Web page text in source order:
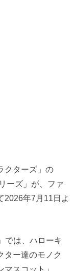
クターズ」の
ーズ」が、ファ
2026年7月11日よ
では、ハローキ
ター達のモノク
スコット」